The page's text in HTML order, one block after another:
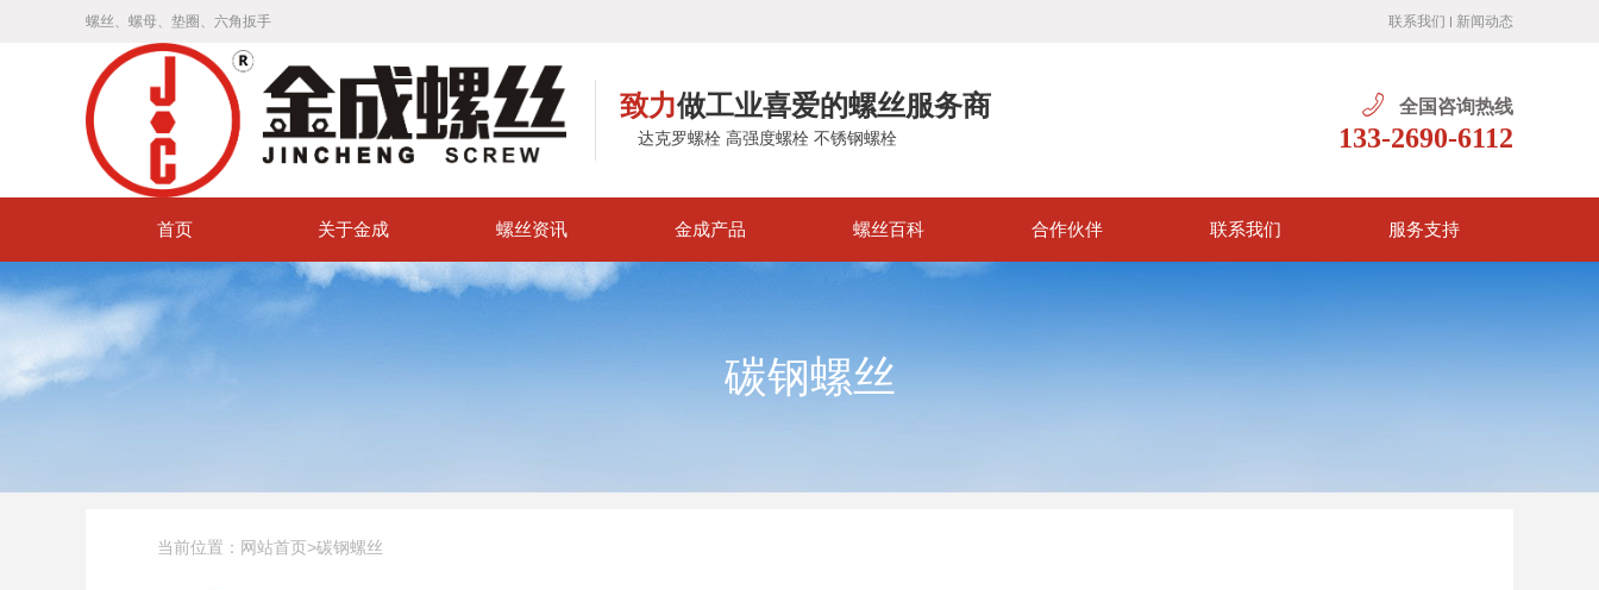
螺丝、螺母、垫圈、六角扳手 联系我们 新闻动态
致力做工业喜爱的螺丝服务商
达克罗螺栓 高强度螺栓 不锈钢螺栓
全国咨询热线
133-2690-6112
首页 关于金成 螺丝资讯 金成产品 螺丝百科 合作伙伴 联系我们 服务支持
碳钢螺丝
当前位置： 网站首页 >碳钢螺丝